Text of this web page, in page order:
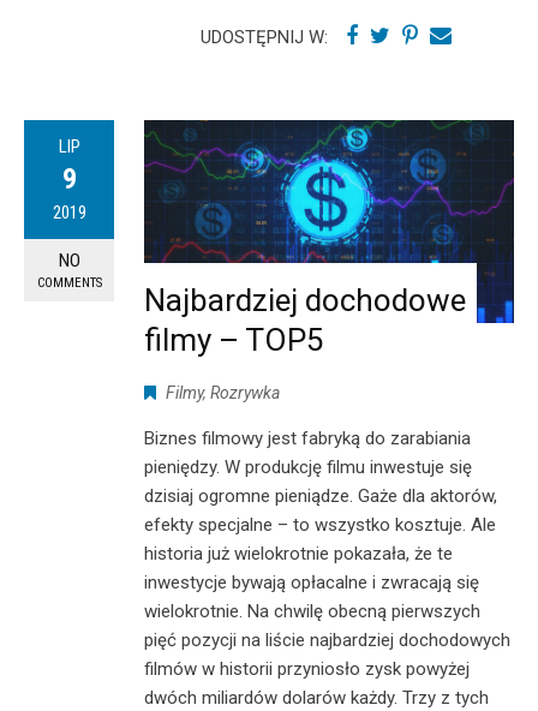
UDOSTĘPNIJ W:
LIP
9
2019
NO
COMMENTS
Najbardziej dochodowe
filmy – TOP5
Filmy, Rozrywka
Biznes filmowy jest fabryką do zarabiania
pieniędzy. W produkcję filmu inwestuje się
dzisiaj ogromne pieniądze. Gaże dla aktorów,
efekty specjalne – to wszystko kosztuje. Ale
historia już wielokrotnie pokazała, że te
inwestycje bywają opłacalne i zwracają się
wielokrotnie. Na chwilę obecną pierwszych
pięć pozycji na liście najbardziej dochodowych
filmów w historii przyniosło zysk powyżej
dwóch miliardów dolarów każdy. Trzy z tych